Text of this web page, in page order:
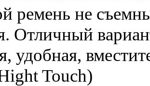
ремень не
Отличный
удобная,
Touch)